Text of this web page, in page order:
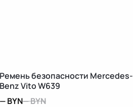
Ремень безопасности Mercedes-
Benz Vito W639
—BYN—BYN